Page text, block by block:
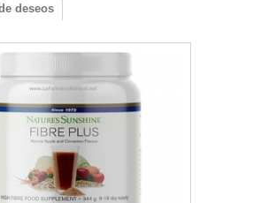
deseos